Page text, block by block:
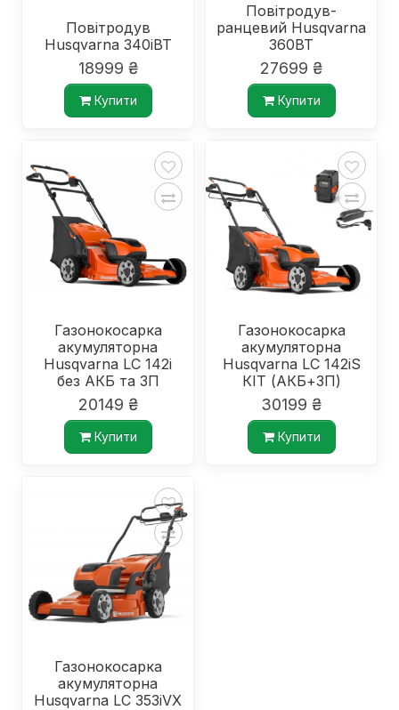
Повітродув
Husqvarna 340iBT
18999 ₴
Купити
Повітродув-
ранцевий Husqvarna
360BT
27699 ₴
Купити
Газонокосарка
акумуляторна
Husqvarna LC 142i
без АКБ та ЗП
20149 ₴
Купити
Газонокосарка
акумуляторна
Husqvarna LC 142iS
КІТ (АКБ+ЗП)
30199 ₴
Купити
Газонокосарка
акумуляторна
Husqvarna LC 353iVX